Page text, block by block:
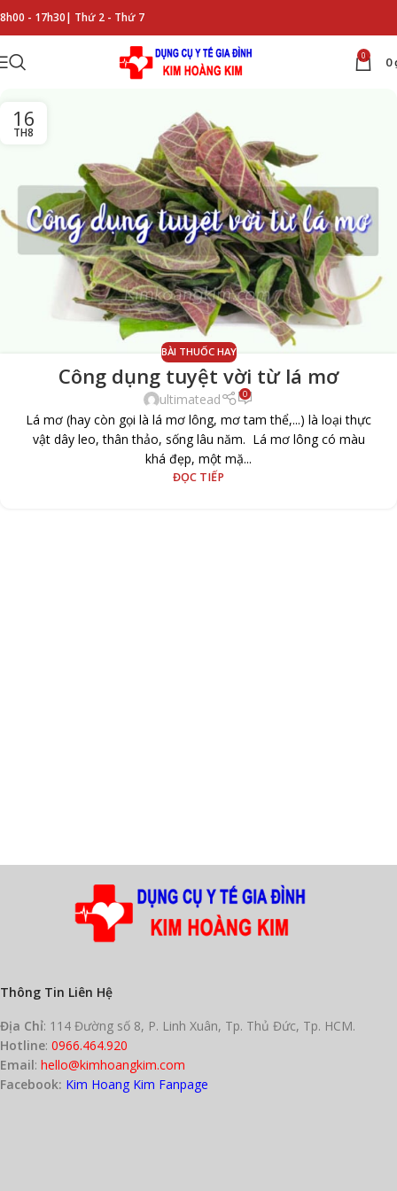
8h00 - 17h30| Thứ 2 - Thứ 7
0 0
16
TH8
BÀI THUỐC HAY
Công dụng tuyệt vời từ lá mơ
ultimatead 0
Lá mơ (hay còn gọi là lá mơ lông, mơ tam thể,...) là loại thực
vật dây leo, thân thảo, sống lâu năm. Lá mơ lông có màu
khá đẹp, một mặ...
ĐỌC TIẾP
Thông Tin Liên Hệ
Địa Chỉ: 114 Đường số 8, P. Linh Xuân, Tp. Thủ Đức, Tp. HCM.
Hotline: 0966.464.920
Email: hello@kimhoangkim.com
Facebook: Kim Hoang Kim Fanpage